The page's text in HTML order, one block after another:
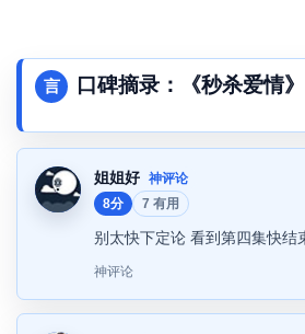
言 口碑摘录：《秒杀爱情》
姐姐好 神评论
8分
7 有用
别太快下定论 看到第四集快结
神评论